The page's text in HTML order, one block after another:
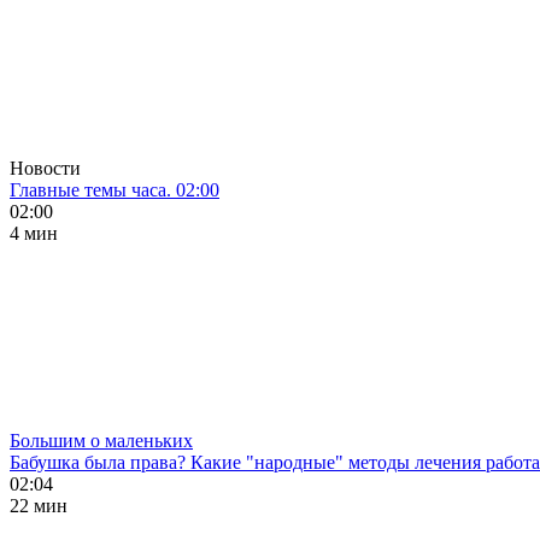
Новости
Главные темы часа. 02:00
02:00
4 мин
Большим о маленьких
Бабушка была права? Какие "народные" методы лечения
02:04
22 мин